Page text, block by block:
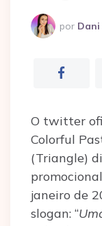
Postado
por
por Dani
O twitter
Colorful
(Triangle)
janeiro de
slogan: “